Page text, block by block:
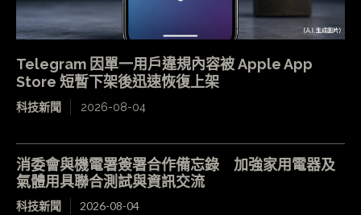
Telegram 因單一用戶違規內容被 Apple App
Store 短暫下架後迅速恢復上架
科技新聞 2026-08-04
消委會與機電署簽署合作備忘錄 加強家用電器及
氣體用具聯合測試與資訊交流
科技新聞 2026-08-04